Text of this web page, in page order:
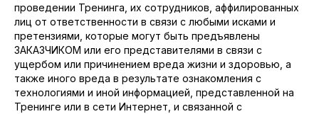
проведении Тренинга, их сотрудников, аффилированных
лиц от ответственности в связи с любыми исками и
претензиями, которые могут быть предъявлены
ЗАКАЗЧИКОМ или его представителями в связи с
ущербом или причинением вреда жизни и здоровью, а
также иного вреда в результате ознакомления с
технологиями и иной информацией, представленной на
Тренинге или в сети Интернет, и связанной с